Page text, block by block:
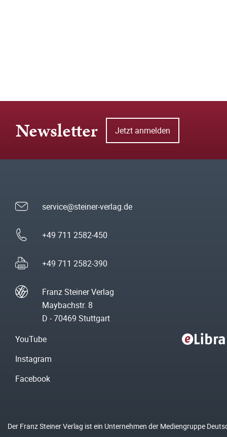
Newsletter Jetzt anmelden
service@steiner-verlag.de
+49 711 2582-450
+49 711 2582-390
Franz Steiner Verlag
Maybachstr. 8
D - 70469 Stuttgart
YouTube
Instagram
Facebook
Der Franz Steiner Verlag ist ein Unternehmen der Mediengruppe